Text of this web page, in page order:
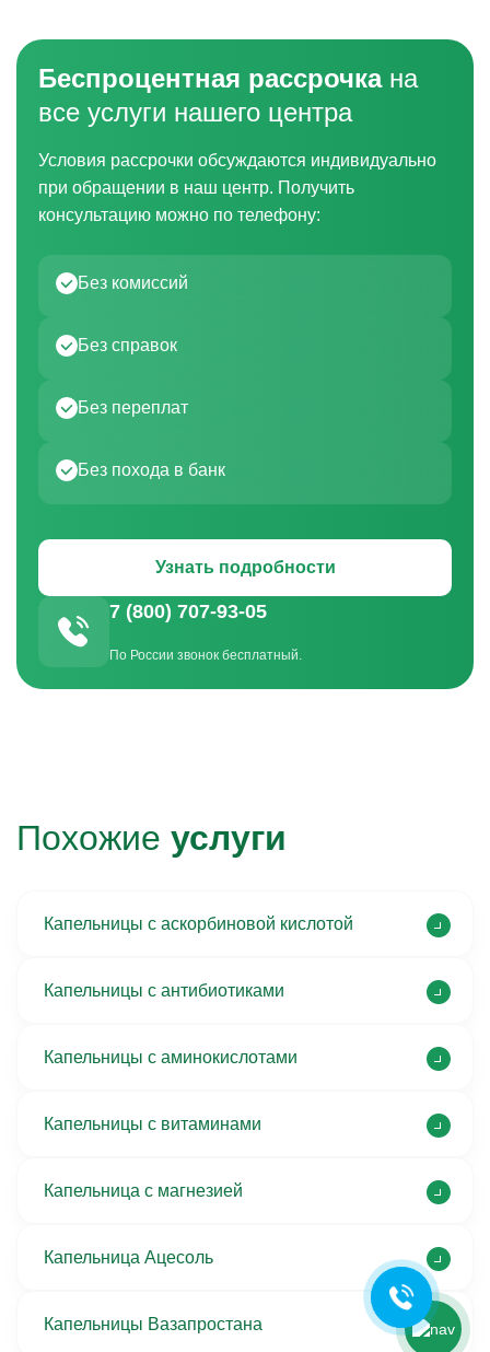
вам. Напишите мне, если у
Беспроцентная рассрочкана
все услуги нашего центра
Условия рассрочки обсуждаются индивидуально
при обращении в наш центр. Получить
консультацию можно по телефону:
Узнать подробности
7 (800) 707-93-05
По России звонок бесплатный.
Без комиссий
Без справок
Без переплат
Без похода в банк
Похожие услуги
Капельницы с аскорбиновой кислотой
Капельницы с антибиотиками
Капельницы с аминокислотами
Капельницы с витаминами
Капельница с магнезией
Капельница Ацесоль
Капельницы Вазапростана